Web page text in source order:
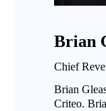
Brian
Chief
Brian
Criteo.